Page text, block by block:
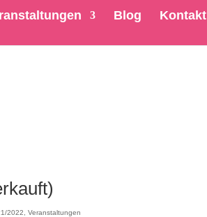
Blog Kontakt
2022 ,Veranstaltungen